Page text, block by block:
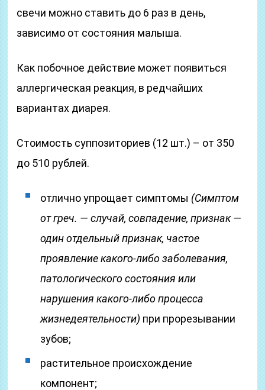
свечи можно ставить до 6 раз в день,
зависимо от состояния малыша.
Как побочное действие может появиться
аллергическая реакция, в редчайших
вариантах диарея.
Стоимость суппозиториев (12 шт.) – от 350
до 510 рублей.
отлично упрощает симптомы (Симптом
от греч. — случай, совпадение, признак —
один отдельный признак, частое
проявление какого-либо заболевания,
патологического состояния или
нарушения какого-либо процесса
жизнедеятельности) при прорезывании
зубов;
растительное происхождение
компонент;